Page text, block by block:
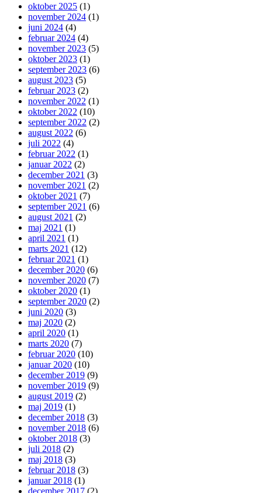
oktober 2025 (1)
november 2024 (1)
juni 2024 (4)
februar 2024 (4)
november 2023 (5)
oktober 2023 (1)
september 2023 (6)
august 2023 (5)
februar 2023 (2)
november 2022 (1)
oktober 2022 (10)
september 2022 (2)
august 2022 (6)
juli 2022 (4)
februar 2022 (1)
januar 2022 (2)
december 2021 (3)
november 2021 (2)
oktober 2021 (7)
september 2021 (6)
august 2021 (2)
maj 2021 (1)
april 2021 (1)
marts 2021 (12)
februar 2021 (1)
december 2020 (6)
november 2020 (7)
oktober 2020 (1)
september 2020 (2)
juni 2020 (3)
maj 2020 (2)
april 2020 (1)
marts 2020 (7)
februar 2020 (10)
januar 2020 (10)
december 2019 (9)
november 2019 (9)
august 2019 (2)
maj 2019 (1)
december 2018 (3)
november 2018 (6)
oktober 2018 (3)
juli 2018 (2)
maj 2018 (3)
februar 2018 (3)
januar 2018 (1)
december 2017 (2)